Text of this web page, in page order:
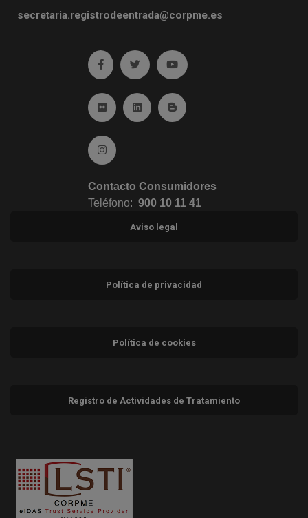
secretaria.registrodeentrada@corpme.es
Ir a facebook (abre en ventana nueva)
Ir a twitter (abre en ventana nueva)
Ir a YouTube (abre en
Ir a Flickr (abre en ventana nueva)
Ir a Linkedin (abre en ventana nueva)
Ir al Blog (abre en ventana
Ir a Instagram (abre en ventana nueva)
Contacto Consumidores
Teléfono: 900 10 11 41
Aviso legal
Política de privacidad
Política de cookies
Registro de Actividades de Tratamiento